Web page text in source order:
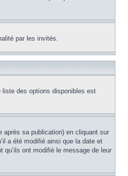
par les invités.
liste des options disponibles est
après sa publication) en cliquant sur
a été modifié ainsi que la date et
qu’ils ont modifié le message de leur